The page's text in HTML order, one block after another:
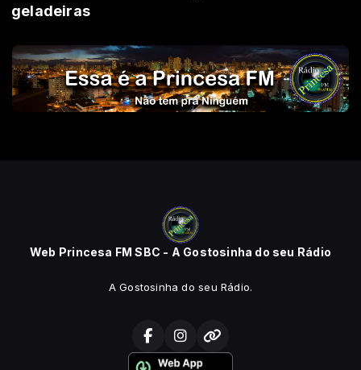
geladeiras
Web Princesa FM SBC - A Gostosinha do seu Rádio
A Gostosinha do seu Rádio.